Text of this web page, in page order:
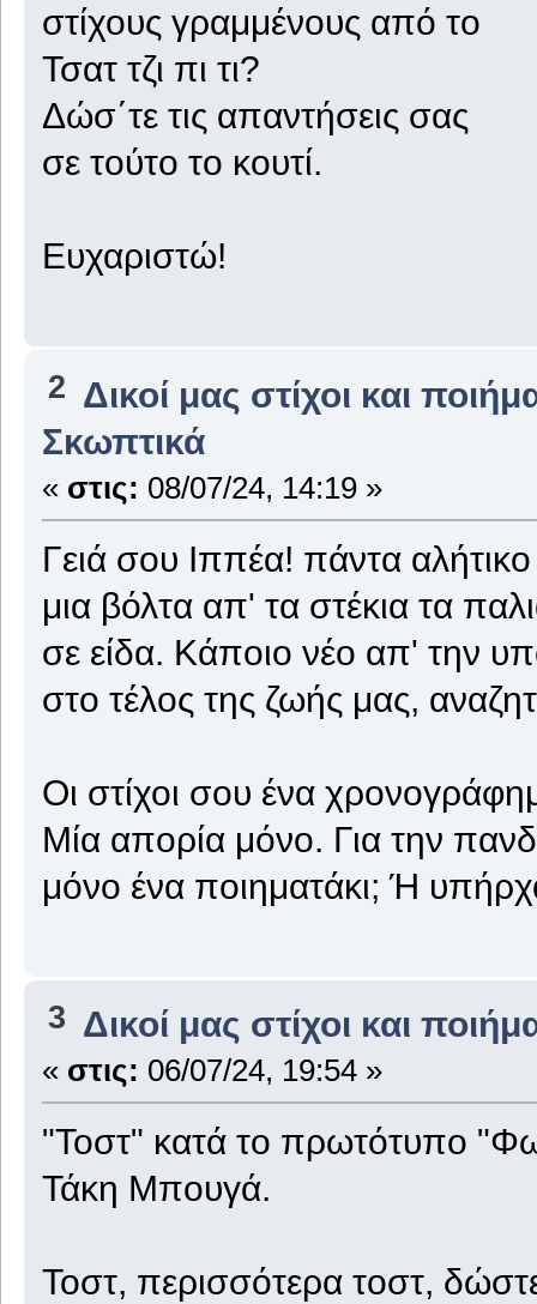
στίχους γραμμένους από το
Τσατ τζι πι τι?
Δώσ΄τε τις απαντήσεις σας
σε τούτο το κουτί.
Ευχαριστώ!
2 Δικοί μας στίχοι και
Σκωπτικά
« στις: 08/07/24, 14:19 »
Γειά σου Ιππέα! πάντα
μια βόλτα απ' τα στέκια τα
σε είδα. Κάποιο νέο απ' την
στο τέλος της ζωής μας,
Οι στίχοι σου ένα
Μία απορία μόνο. Για την
μόνο ένα ποιηματάκι; Ή
3 Δικοί μας στίχοι και
« στις: 06/07/24, 19:54 »
"Τοστ" κατά το πρωτότυπο
Τάκη Μπουγά.
Τοστ, περισσότερα τοστ,